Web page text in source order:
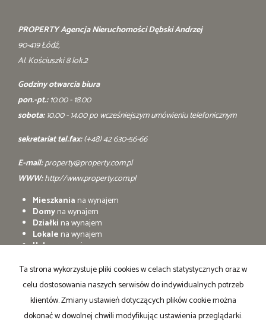
PROPERTY Agencja Nieruchomości Dębski Andrzej
90-419 Łódź,
Al. Kościuszki 8 lok.2
Godziny otwarcia biura
pon.-pt.:10.00 - 18.00
sobota:10.00 - 14.00 po wcześniejszym umówieniu telefonicznym
sekretariat tel.fax:(+48) 42 630-56-66
E-mail:property@property.com.pl
WWW:http://www.property.com.pl
Mieszkania na wynajem
Domyna wynajem
Działki na wynajem
Lokale na wynajem
Halena wynajem
Mieszkania
na sprzedaż
Domyna sprzedaż
Działkina sprzedaż
Lokalena sprzedaż
Ta strona wykorzystuje pliki cookies w celach statystycznych oraz w
celu dostosowania naszych serwisów do indywidualnych potrzeb
klientów. Zmiany ustawień dotyczących plików cookie można
dokonać w dowolnej chwili modyfikując ustawienia przeglądarki.